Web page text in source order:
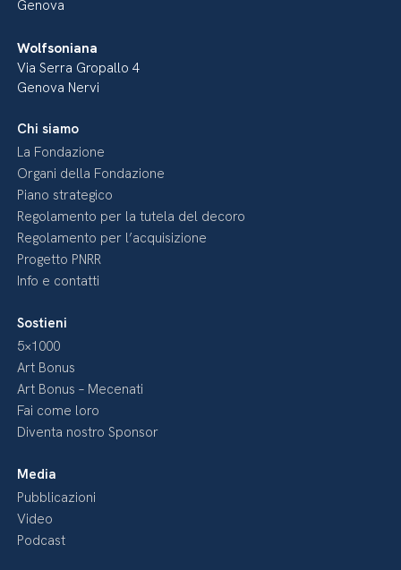
Genova
Wolfsoniana
Via Serra Gropallo 4
Genova Nervi
Chi siamo
La Fondazione
Organi della Fondazione
Piano strategico
Regolamento per la tutela del decoro
Regolamento per l’acquisizione
Progetto PNRR
Info e contatti
Sostieni
5×1000
Art Bonus
Art Bonus – Mecenati
Fai come loro
Diventa nostro Sponsor
Media
Pubblicazioni
Video
Podcast